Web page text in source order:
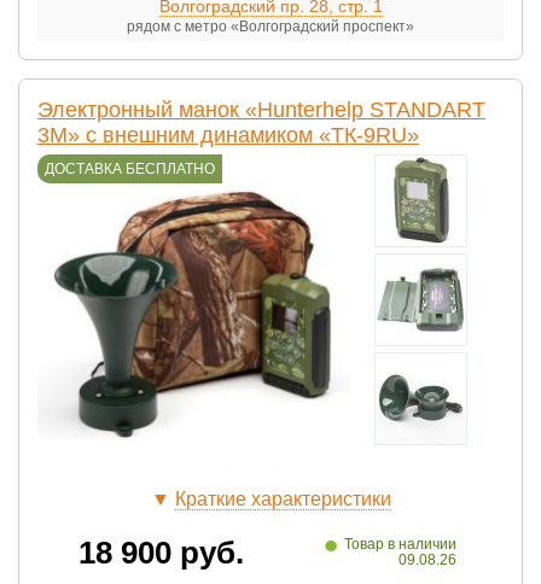
Волгоградский пр. 28, стр. 1
рядом с метро «Волгоградский проспект»
Электронный манок «Hunterhelp STANDART
3M» с внешним динамиком «ТК-9RU»
ДОСТАВКА БЕСПЛАТНО
▼ Краткие характеристики
18 900руб. • Товар в наличии
09.08.26